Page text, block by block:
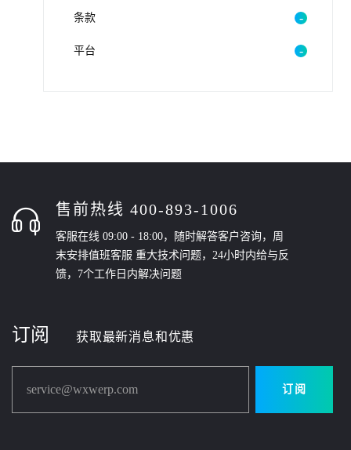
条款
平台
售前热线 400-893-1006
客服在线 09:00 - 18:00，随时解答客户咨询，周
末安排值班客服 重大技术问题，24小时内给与反
馈，7个工作日内解决问题
订阅 获取最新消息和优惠
service@wxwerp.com 订阅